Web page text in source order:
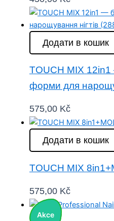
Додати в кошик
TOUCH MIX 12in1
форми для
575,00 Kč
Додати в кошик
TOUCH MIX
575,00 Kč
Akce